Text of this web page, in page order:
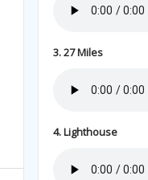
3. 27 Miles
4. Lighthouse